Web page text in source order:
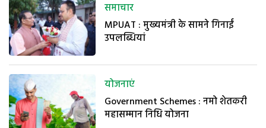
समाचार
MPUAT : मुख्यमंत्री के सामने गिनाईं
उपलब्धियां
योजनाएं
Government Schemes : नमो शेतकरी
महासम्मान निधि योजना